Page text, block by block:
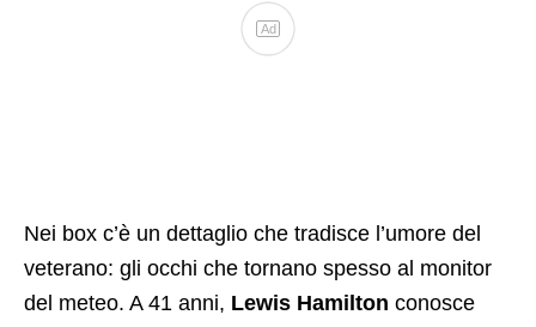
Ad
Nei box c’è un dettaglio che tradisce l’umore del
veterano: gli occhi che tornano spesso al monitor
del meteo. A 41 anni, Lewis Hamilton conosce